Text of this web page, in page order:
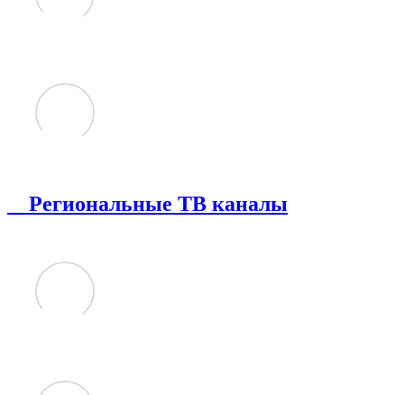
Региональные ТВ каналы